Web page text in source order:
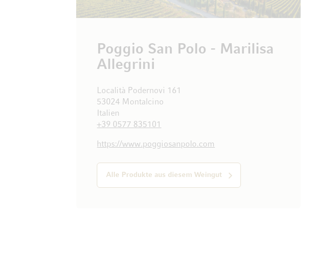
Poggio San Polo - Marilisa
Allegrini
Località Podernovi 161
53024 Montalcino
Italien
+39 0577 835101
https://www.poggiosanpolo.com
Alle Produkte aus diesem Weingut